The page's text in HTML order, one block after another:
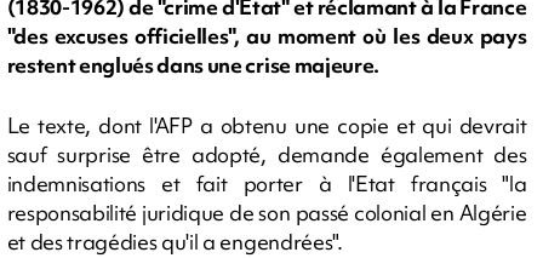
(1830-1962) de "crime d'Etat" et réclamant à la France
"des excuses officielles", au moment où les deux pays
restent englués dans une crise majeure.
Le texte, dont l'AFP a obtenu une copie et qui devrait
sauf surprise être adopté, demande également des
indemnisations et fait porter à l'Etat français "la
responsabilité juridique de son passé colonial en Algérie
et des tragédies qu'il a engendrées".